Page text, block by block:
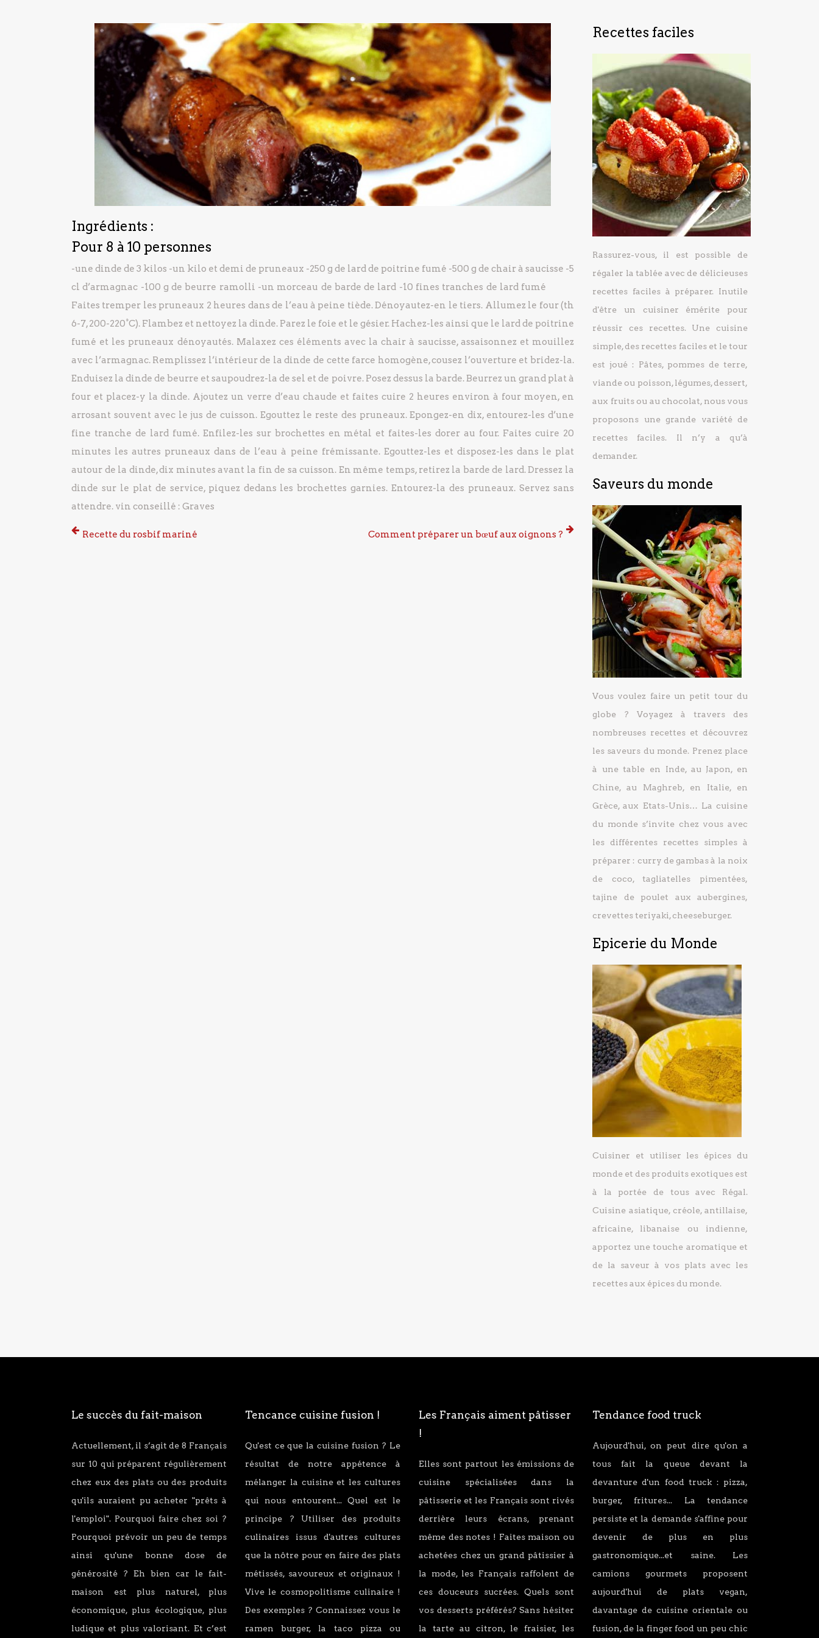
Ingrédients :
Pour 8 à 10 personnes
-une dinde de 3 kilos -un kilo et demi de pruneaux -250 g de lard de poitrine fumé -500 g de chair à saucisse -5
cl d’armagnac -100 g de beurre ramolli -un morceau de barde de lard -10 fines tranches de lard fumé
Faites tremper les pruneaux 2 heures dans de l’eau à peine tiède. Dénoyautez-en le tiers. Allumez le four (th
6-7, 200-220°C). Flambez et nettoyez la dinde. Parez le foie et le gésier. Hachez-les ainsi que le lard de poitrine
fumé et les pruneaux dénoyautés. Malaxez ces éléments avec la chair à saucisse, assaisonnez et mouillez
avec l’armagnac.Remplissez l’intérieur de la dinde de cette farce homogène, cousez l’ouverture et bridez-la.
Enduisez la dinde de beurre et saupoudrez-la de sel et de poivre. Posez dessus la barde.Beurrez un grand plat à
four et placez-y la dinde. Ajoutez un verre d’eau chaude et faites cuire 2 heures environ à four moyen, en
arrosant souvent avec le jus de cuisson. Egouttez le reste des pruneaux. Epongez-en dix, entourez-les d’une
fine tranche de lard fumé. Enfilez-les sur brochettes en métal et faites-les dorer au four. Faites cuire 20
minutes les autres pruneaux dans de l’eau à peine frémissante. Egouttez-les et disposez-les dans le plat
autour de la dinde, dix minutes avant la fin de sa cuisson. En même temps, retirez la barde de lard.Dressez la
dinde sur le plat de service, piquez dedans les brochettes garnies. Entourez-la des pruneaux. Servez sans
attendre. vin conseillé : Graves
Recette du rosbif mariné Comment préparer un bœuf aux oignons ?
Recettes faciles
Rassurez-vous, il est possible de
régaler la tablée avec de délicieuses
recettes faciles à préparer. Inutile
d'être un cuisiner émérite pour
réussir ces recettes. Une cuisine
simple, des recettes faciles et le tour
est joué : Pâtes, pommes de terre,
viande ou poisson, légumes, dessert,
aux fruits ou au chocolat, nous vous
proposons une grande variété de
recettes faciles. Il n’y a qu’à
demander.
Saveurs du monde
Vous voulez faire un petit tour du
globe ? Voyagez à travers des
nombreuses recettes et découvrez
les saveurs du monde. Prenez place
à une table en Inde, au Japon, en
Chine, au Maghreb, en Italie, en
Grèce, aux Etats-Unis… La cuisine
du monde s’invite chez vous avec
les différentes recettes simples à
préparer : curry de gambas à la noix
de coco, tagliatelles pimentées,
tajine de poulet aux aubergines,
crevettes teriyaki, cheeseburger.
Epicerie du Monde
Cuisiner et utiliser les épices du
monde et des produits exotiques est
à la portée de tous avec Régal.
Cuisine asiatique, créole, antillaise,
africaine, libanaise ou indienne,
apportez une touche aromatique et
de la saveur à vos plats avec les
recettes aux épices du monde.
Le succès du fait-maison
Actuellement, il s’agit de 8 Français
sur 10 qui préparent régulièrement
chez eux des plats ou des produits
qu'ils auraient pu acheter "prêts à
l'emploi". Pourquoi faire chez soi ?
Pourquoi prévoir un peu de temps
ainsi qu'une bonne dose de
générosité ? Eh bien car le fait-
maison est plus naturel, plus
économique, plus écologique, plus
ludique et plus valorisant. Et c’est
Tencance cuisine fusion !
Qu'est ce que la cuisine fusion ? Le
résultat de notre appétence à
mélanger la cuisine et les cultures
qui nous entourent... Quel est le
principe ? Utiliser des produits
culinaires issus d'autres cultures
que la nôtre pour en faire des plats
métissés, savoureux et originaux !
Vive le cosmopolitisme culinaire !
Des exemples ? Connaissez vous le
ramen burger, la taco pizza ou
Les Français aiment pâtisser
!
Elles sont partout les émissions de
cuisine spécialisées dans la
pâtisserie et les Français sont rivés
derrière leurs écrans, prenant
même des notes ! Faites maison ou
achetées chez un grand pâtissier à
la mode, les Français raffolent de
ces douceurs sucrées. Quels sont
vos desserts préférés? Sans hésiter
la tarte au citron, le fraisier, les
Tendance food truck
Aujourd'hui, on peut dire qu'on a
tous fait la queue devant la
devanture d'un food truck : pizza,
burger, fritures... La tendance
persiste et la demande s'affine pour
devenir de plus en plus
gastronomique...et saine. Les
camions gourmets proposent
aujourd'hui de plats vegan,
davantage de cuisine orientale ou
fusion, de la finger food un peu chic